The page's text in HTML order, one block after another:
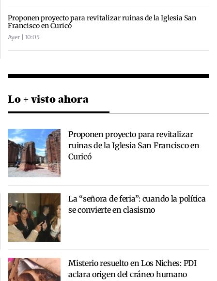
Proponen proyecto para revitalizar ruinas de la Iglesia San
Francisco en Curicó
Ayer | 10:05
Lo + visto ahora
Proponen proyecto para revitalizar
ruinas de la Iglesia San Francisco en
Curicó
La “señora de feria”: cuando la política
se convierte en clasismo
Misterio resuelto en Los Niches: PDI
aclara origen del cráneo humano